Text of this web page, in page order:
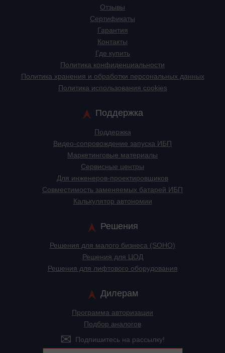
Отзывы
Сертификаты
Гарантия
Контакты
Где купить
Политика конфиденциальности
Политика хранения и обработки персональных данных
Политика использования cookies
Поддержка
Поддержка
Видео-сопровождение запуска ИБП
Маркетинговые материалы
Сервисные центры
Для инженеров-проектировщиков
Cовместимость заменяемых батарей ИБП
Калькулятор автономии
Решения
Решения для малого бизнеса (SOHO)
Решения для ЦОД
Решения для лифтового оборудования
Дилерам
Программа авторизации
Подбор аналогов
Подпишитесь на рассылку!